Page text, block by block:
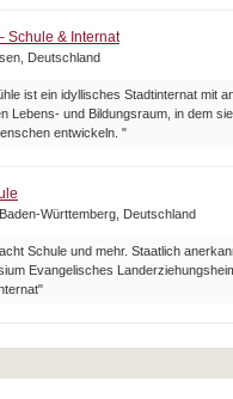
Schule & Internat
Deutschland
ist ein idyllisches Stadtinternat mit
Lebens- und Bildungsraum, in dem
entwickeln. "
Württemberg, Deutschland
Schule und mehr. Staatlich
Evangelisches